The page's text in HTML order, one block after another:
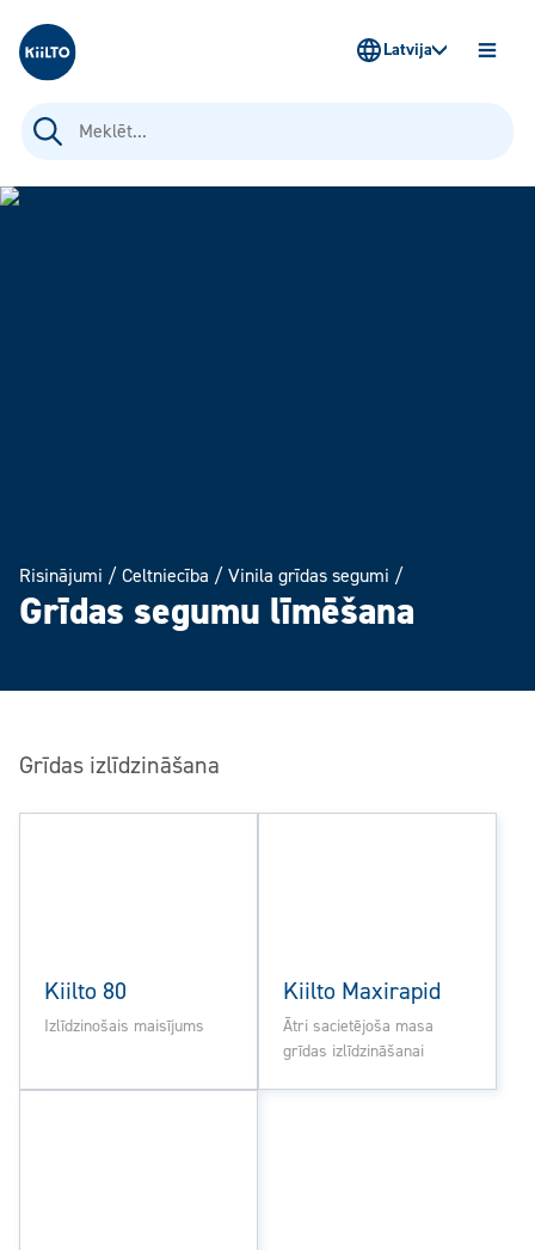
Kiilto Latvija
Meklēt:
Latvija
Risinājumi / Celtniecība / Vinila grīdas segumi /
Grīdas segumu līmēšana
Grīdas izlīdzināšana
Kiilto 80
Izlīdzinošais maisījums
Kiilto Maxirapid
Ātri sacietējoša masa
grīdas izlīdzināšanai